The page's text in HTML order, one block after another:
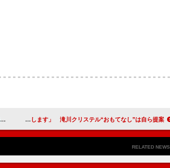
綾野剛、ベストドレッサー賞に「緊張します」 滝川クリステル“おもてなし”は自ら提案
RELATED NEWS